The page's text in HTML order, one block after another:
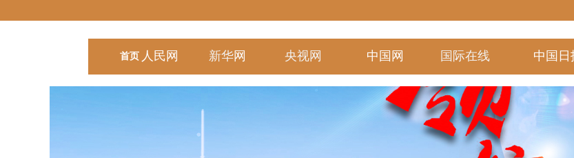
中国日
国际在线
中国网
央视网
新华网
人民 网
首页